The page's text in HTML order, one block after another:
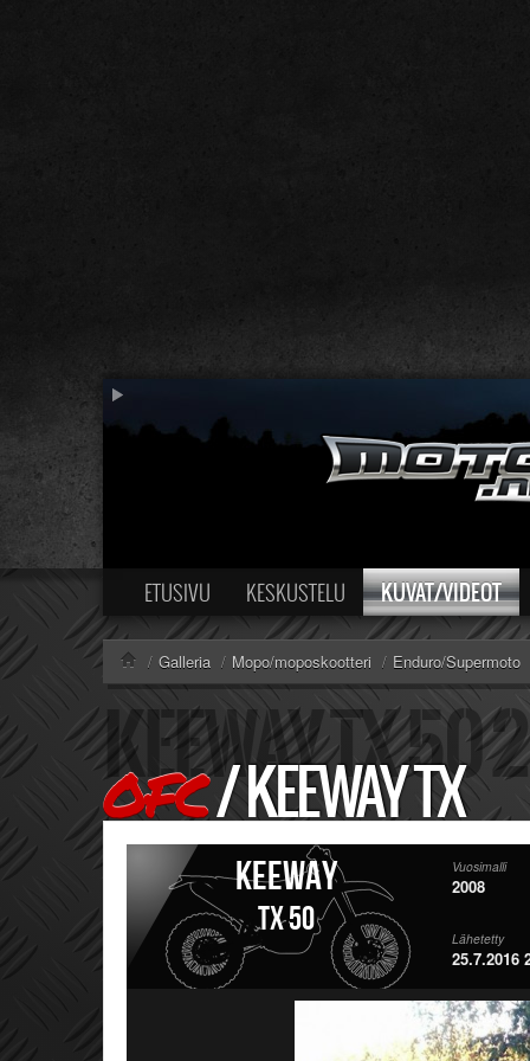
ETUSIVU KESKUSTELU KUVAT/VIDEOT
/ Galleria / Mopo/moposkootteri / Enduro/Supermoto
OFC/KEEWAY TX
Keeway
TX 50
Vuosimalli
2008
Lähetetty
25.7.2016